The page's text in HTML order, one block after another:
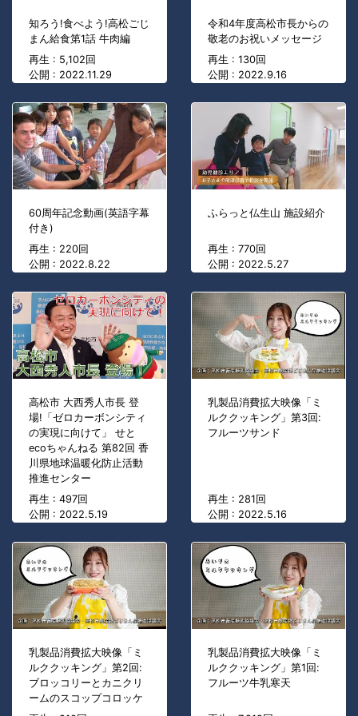
知ろう!食べよう!高松ごじ
まん給食第1話 牛肉編
再生 : 5,102回
公開 : 2022.11.29
令和4年度高松市長からの
敬老のお祝いメッセージ
再生 : 130回
公開 : 2022.9.16
60周年記念動画(英語字幕
付き)
再生 : 220回
公開 : 2022.8.22
ふらっと仏生山 施設紹介
再生 : 770回
公開 : 2022.5.27
高松市 大西秀人市長 登
場!「ゼロカーボンシティ
の実現に向けて」 せと
ecoちゃんねる 第82回 香
川県地球温暖化防止活動
推進センター
再生 : 497回
公開 : 2022.5.19
乳製品消費拡大映像「ミ
ルククッキング」第3回:
フルーツサンド
再生 : 281回
公開 : 2022.5.16
乳製品消費拡大映像「ミ
ルククッキング」第2回:
ブロッコリーとカニクリ
ームのスコップコロッケ
乳製品消費拡大映像「ミ
ルククッキング」第1回:
フルーツ牛乳寒天